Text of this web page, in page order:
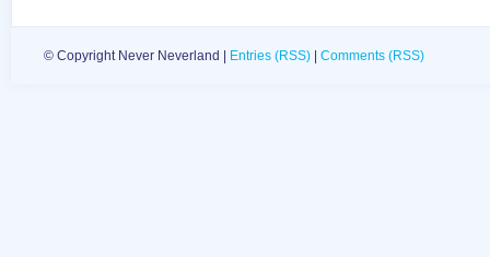
© Copyright Never Neverland | Entries (RSS) Comments (RSS)